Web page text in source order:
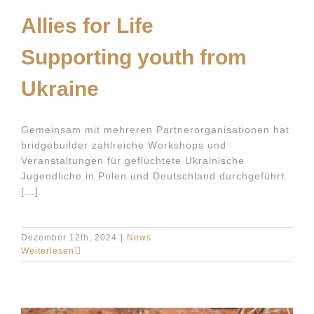
Allies for Life
Supporting youth from
Ukraine
Gemeinsam mit mehreren Partnerorganisationen hat
bridgebuilder zahlreiche Workshops und
Veranstaltungen für geflüchtete Ukrainische
Jugendliche in Polen und Deutschland durchgeführt.
[...]
Dezember 12th, 2024
News
Weiterlesen